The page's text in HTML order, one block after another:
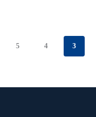
3
4
5